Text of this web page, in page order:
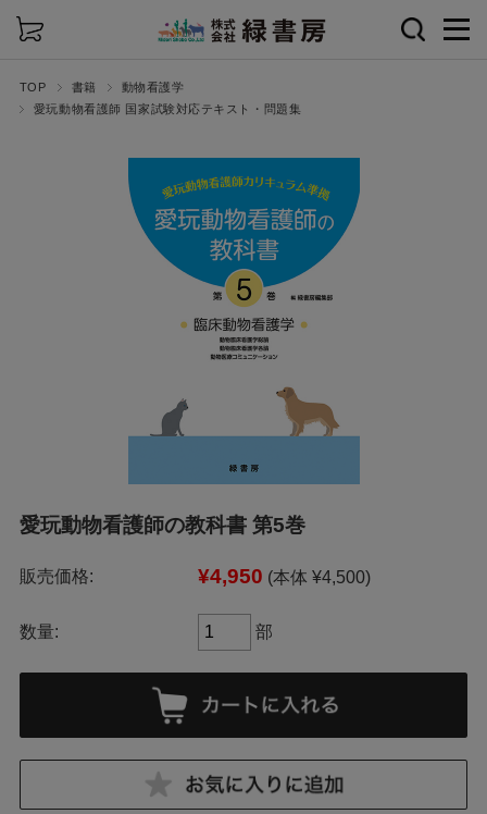
TOP 書籍
動物看護学
愛玩動物看護師 国家試験対応テキスト・問題集
愛玩動物看護師の教科書 第5巻
販売価格: ¥4,950 (本体 ¥4,500)
数量: 部